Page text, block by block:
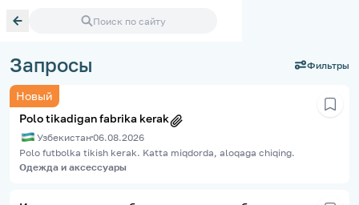
Поиск по сайту
Запросы Фильтры
Новый
Polo tikadigan fabrika kerak
Узбекистан06.08.2026
Polo futbolka tikish kerak. Katta miqdorda, aloqaga chiqing.
Одежда и аксессуары